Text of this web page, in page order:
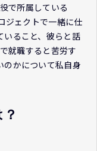
で所属している
ジェクトで一緒に仕
いること、彼らと話
就職すると苦労す
のかについて私自身